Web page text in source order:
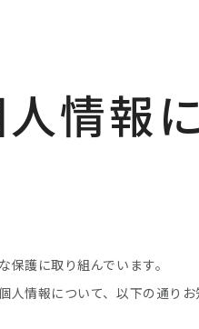
情報
護に取り組んでいます。
情報について、以下の通りお